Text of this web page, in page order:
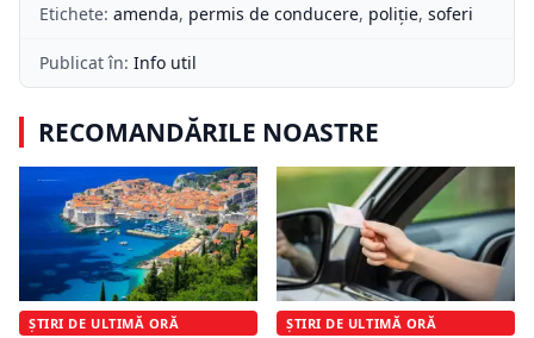
Etichete: amenda, permis de conducere, poliție, soferi
Publicat în: Info util
RECOMANDĂRILE NOASTRE
ȘTIRI DE ULTIMĂ ORĂ ȘTIRI DE ULTIMĂ ORĂ